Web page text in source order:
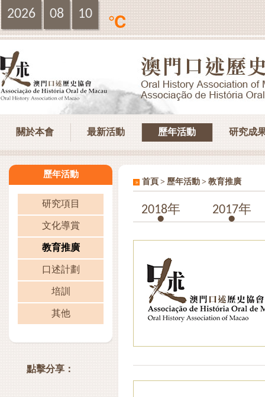
2026 08 10
℃
關於本會 最新活動 歷年活動 研究成
歷年活動
研究項目
文化導賞
教育推廣
口述計劃
培訓
其他
點擊分享：
首頁 > 歷年活動 > 教育推廣
2018年 2017年